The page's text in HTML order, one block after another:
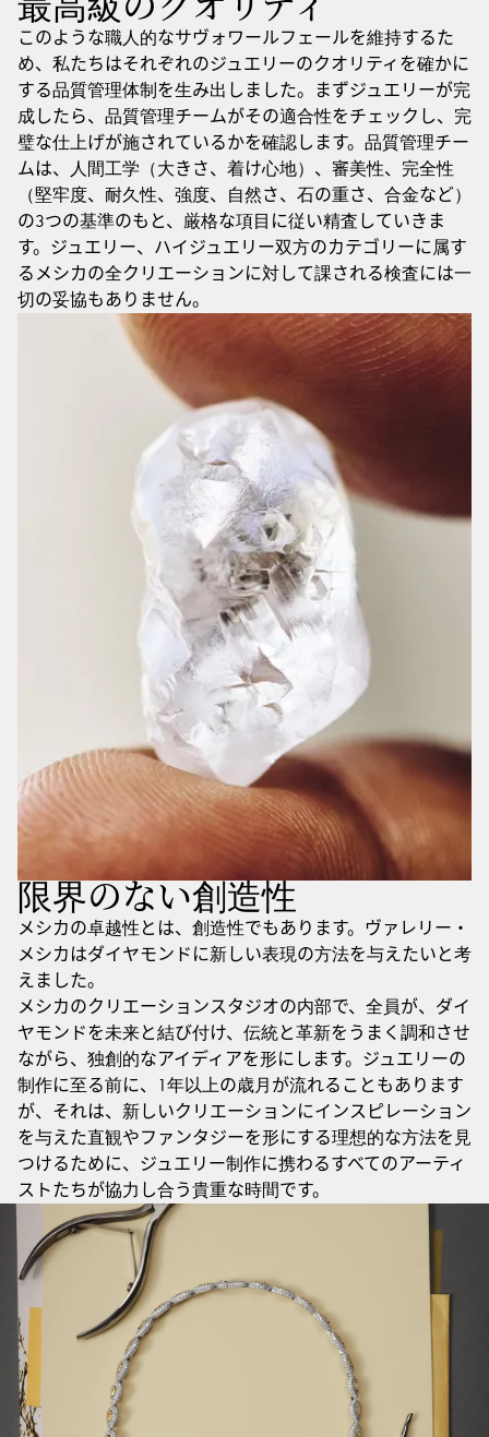
このような職人的なサヴォワールフェールを維持するた
め、私たちはそれぞれのジュエリーのクオリティを確かに
する品質管理体制を生み出しました。まずジュエリーが完
成したら、品質管理チームがその適合性をチェックし、完
璧な仕上げが施されているかを確認します。品質管理チー
ムは、人間工学（大きさ、着け心地）、審美性、完全性
（堅牢度、耐久性、強度、自然さ、石の重さ、合金など）
の3つの基準のもと、厳格な項目に従い精査していきま
す。ジュエリー、ハイジュエリー双方のカテゴリーに属す
るメシカの全クリエーションに対して課される検査には一
切の妥協もありません。
限界のない創造性
メシカの卓越性とは、創造性でもあります。ヴァレリー・
メシカはダイヤモンドに新しい表現の方法を与えたいと考
えました。
メシカのクリエーションスタジオの内部で、全員が、ダイ
ヤモンドを未来と結び付け、伝統と革新をうまく調和させ
ながら、独創的なアイディアを形にします。ジュエリーの
制作に至る前に、1年以上の歳月が流れることもあります
が、それは、新しいクリエーションにインスピレーション
を与えた直観やファンタジーを形にする理想的な方法を見
つけるために、ジュエリー制作に携わるすべてのアーティ
ストたちが協力し合う貴重な時間です。